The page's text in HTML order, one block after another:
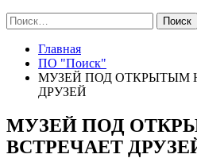
Найти:
Главная
ПО "Поиск"
МУЗЕЙ ПОД ОТКРЫТЫМ
ДРУЗЕЙ
МУЗЕЙ ПОД
ВСТРЕЧАЕТ